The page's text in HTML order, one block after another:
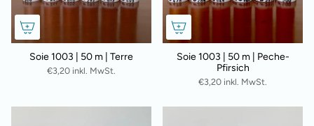
Soie 1003 | 50 m | Terre
€3,20 inkl. MwSt.
Soie 1003 | 50 m | Peche-
Pfirsich
€3,20 inkl. MwSt.